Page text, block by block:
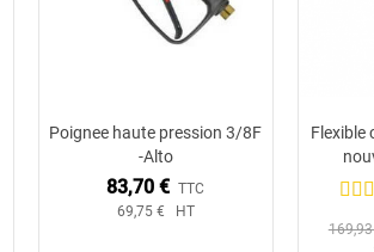
Ajouter au panier
Poignee haute pression 3/8F
-Alto
83,70 € TTC
69,75 € HT
Flexible